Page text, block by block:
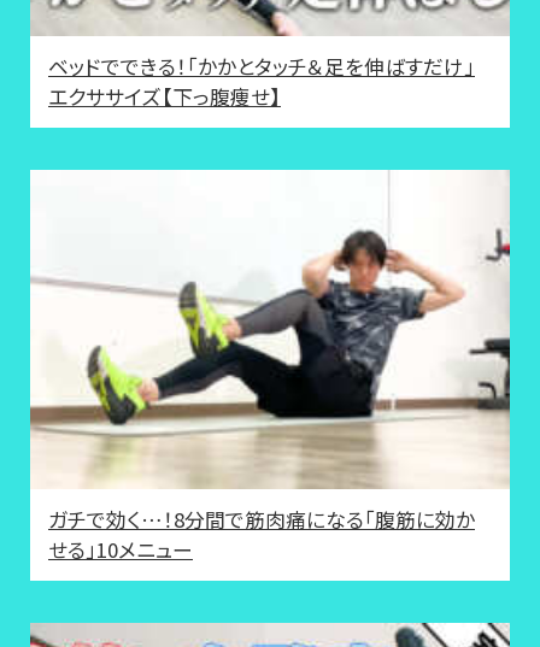
ベッドでできる！「かかとタッチ＆足を伸ばすだけ」
エクササイズ【下っ腹痩せ】
ガチで効く…！8分間で筋肉痛になる「腹筋に効か
せる」10メニュー